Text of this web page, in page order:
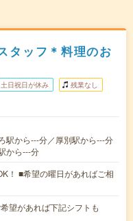
タッフ＊料理のお
土日祝日が休み 残業なし
駅から---分／厚別駅から---分
から---分
！ ■希望の曜日があればご相
望があれば下記シフトも